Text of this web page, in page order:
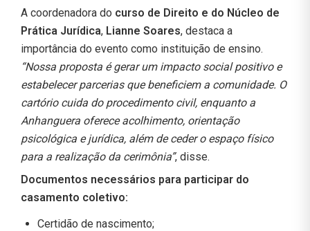
A coordenadora do curso de Direito e do Núcleo de
Prática Jurídica, Lianne Soares, destaca a
importância do evento como instituição de ensino.
“Nossa proposta é gerar um impacto social positivo e
estabelecer parcerias que beneficiem a comunidade. O
cartório cuida do procedimento civil, enquanto a
Anhanguera oferece acolhimento, orientação
psicológica e jurídica, além de ceder o espaço físico
para a realização da cerimônia”, disse.
Documentos necessários para participar do
casamento coletivo:
Certidão de nascimento;